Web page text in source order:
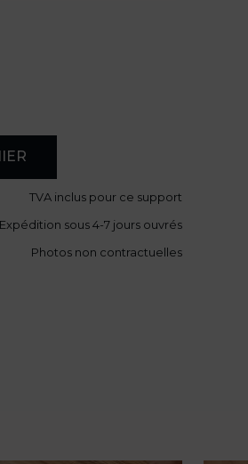
TVA inclus pour ce support
Expédition sous 4-7 jours ouvrés
Photos non contractuelles